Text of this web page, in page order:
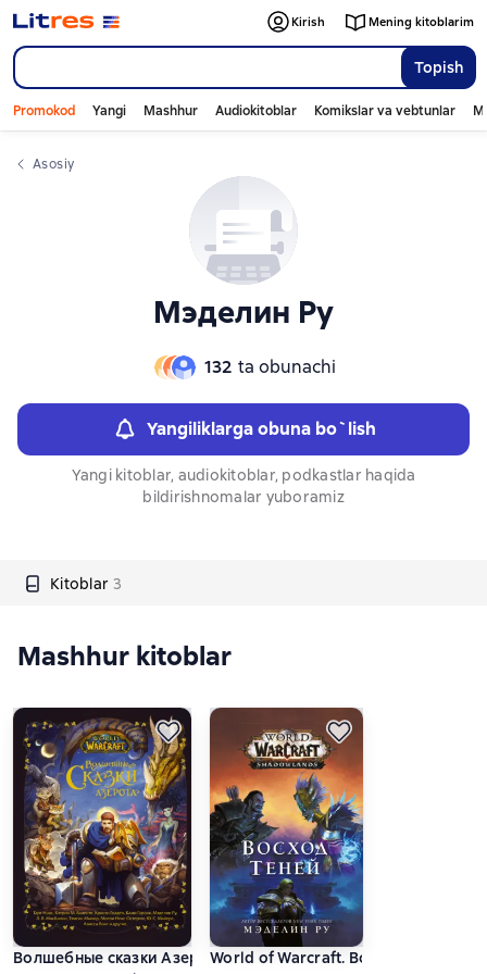
Topish
Kirish Mening kitoblarim
Promokod Yangi Mashhur Audiokitoblar Komikslar va vebtunlar
Asosiy
Мэделин Ру
132 ta obunachi
Yangiliklarga obuna bo`lish
Yangi kitoblar, audiokitoblar, podkastlar haqida
bildirishnomalar yuboramiz
Kitoblar 3
Слайдер с книгами
Mashhur kitoblar
Волшебные сказки АзеротаWorld of Warcraft. Восход теней
Слайдер с книгами